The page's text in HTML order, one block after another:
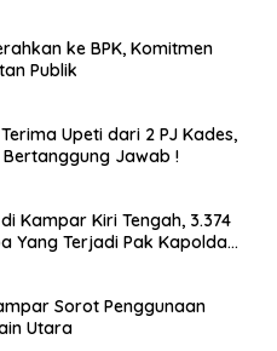
ke BPK, Komitmen
Publik
Upeti dari 2 PJ Kades,
Bertanggung Jawab !
Kampar Kiri Tengah, 3.374
Yang Terjadi Pak Kapolda
Sorot Penggunaan
Utara